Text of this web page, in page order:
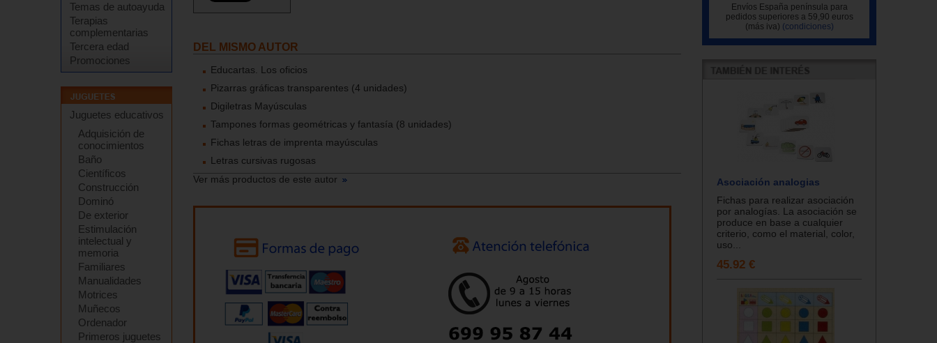
Temas de autoayuda
Terapias
complementarias
Tercera edad
Promociones
Juguetes educativos
Adquisición de
conocimientos
Baño
Científicos
Construcción
Dominó
De exterior
Estimulación
intelectual y
memoria
Familiares
Manualidades
Motrices
Muñecos
Ordenador
Primeros juguetes
DEL MISMO AUTOR
Educartas. Los oficios
Pizarras gráficas transparentes (4 unidades)
Digiletras Mayúsculas
Tampones formas geométricas y fantasía (8 unidades)
Fichas letras de imprenta mayúsculas
Letras cursivas rugosas
Ver más productos de este autor
Envíos España península para
pedidos superiores a 59,90 euros
(más iva) (condiciones)
Asociación analogias
Fichas para realizar asociación
por analogías. La asociación se
produce en base a cualquier
criterio, como el material, color,
uso...
45.92 €